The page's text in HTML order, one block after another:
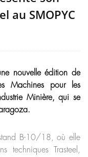
au SMOPYC
nouvelle édition de
Machines pour les
Minière, qui se
stand B-10/18, où elle
techniques Trasteel,